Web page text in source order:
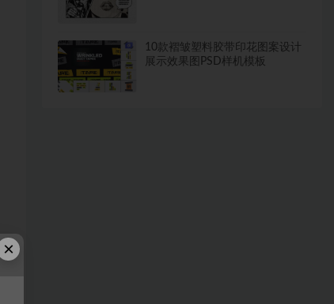
10款褶皱塑料胶带印花图案设计
展示效果图PSD样机模板
×